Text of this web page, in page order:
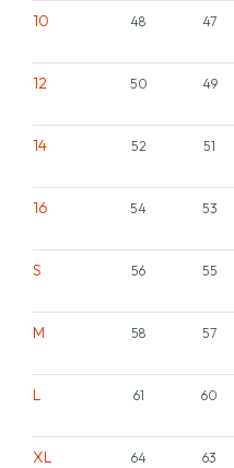
10 48 47
12 50 49
14 52 51
16 54 53
S 56 55
M 58 57
L 61 60
XL 64 63